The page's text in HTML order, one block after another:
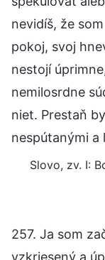
nevidíš, že
pokoj, svoj
nestojí
nemilosrdne
niet. Prestaň
nespútanými a
Slovo, zv. I:
257. Ja som
vzkriesený a